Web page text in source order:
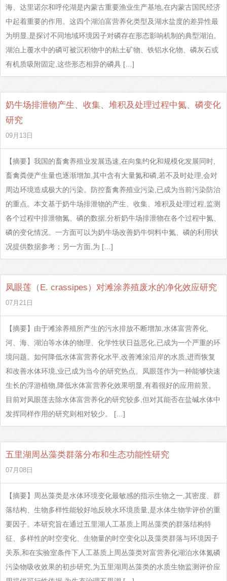
海、达里诺尔和呼伦湖是内蒙古重要渔业生产基地,在内蒙古国民经济
中起着重要的作用。这四个湖泊富营养化类型及湖水盐度的差异性最
为明显,是探讨不同地域环境因子对磷存在形态影响机制的典型湖泊。
湖泊上覆水中的磷可被沉积物中的粘土矿物、铁铝水化物、磷灰石或
有机质吸附固定,这些形态相异的磷具 […]
奶牛场排泄物产生、收集、堆积及处理过程中氮、磷变化
研究
09月13日
【摘要】我国的畜禽养殖业发展迅速,在向集约化和规模化发展同时,
畜禽粪便产生量也逐渐增加,其中含有大量氮和磷,若不及时处理,会对
周边环境造成极大的污染。防控畜禽养殖业污染,已成为当前污染防治
的重点。本文基于奶牛场排泄物的产生、收集、堆积及处理过程,监测
各个过程中排泄物氮、磷的数据,分析奶牛场排泄物在各个过程中氮、
磷的变化情况。一方面可以为奶牛场改善奶牛饲料中氮、磷的利用状
况提供数据参考；另一方面,为 […]
凤眼莲（E. crassipes）对滩涂养殖废水的净化效应研究
07月21日
【摘要】由于滩涂养殖所产生的污水排放不断增加,水体富营养化,
河、海、湖泊等水体的物理、化学性状日益恶化,已成为一个严重的环
境问题。如何降低水体富营养化水平,改善滩涂沿岸的水质,进而恢复
和改善水体环境,业已成为当今的研究热点。凤眼莲作为一种能够快速
生长的浮游植物,降低水体富营养化效果明显,有着很好的应用前景。
目前对凤眼莲去除水体富营养化的研究较多,但对其能否在盐碱水体中
发挥同样作用的研究则相对较少。 […]
五里湖周丛藻类群落分布和生态功能性研究
07月08日
【摘要】周丛藻类是水体环境变化最敏感的指示生物之一,其密度、群
落结构、生物多样性能较好地反映水环境质量,是水体生物学评价的重
要因子。本研究旨在通过五里湖人工基质上周丛藻类的群落结构特
征、多样性的时空变化、生物量的时空变化以及藻类群落与环境因子
关系,和在实验室条件下人工基质上周丛藻类对富营养化湖泊水体氮磷
污染物吸收效果的初步研究,为五里湖周丛藻类的水质生物监测评价应